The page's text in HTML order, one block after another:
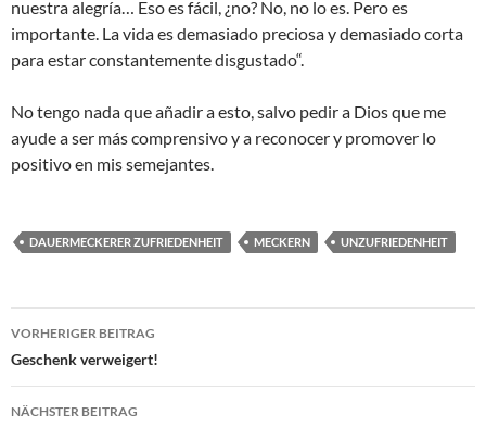
nuestra alegría… Eso es fácil, ¿no? No, no lo es. Pero es
importante. La vida es demasiado preciosa y demasiado corta
para estar constantemente disgustado“.
No tengo nada que añadir a esto, salvo pedir a Dios que me
ayude a ser más comprensivo y a reconocer y promover lo
positivo en mis semejantes.
DAUERMECKERER ZUFRIEDENHEIT MECKERN UNZUFRIEDENHEIT
Beitragsnavigation
VORHERIGER BEITRAG
Geschenk verweigert!
NÄCHSTER BEITRAG